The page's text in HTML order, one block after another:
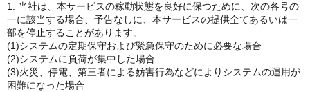
1. 当社は、本サービスの稼動状態を良好に保つために、次の各号の
一に該当する場合、予告なしに、本サービスの提供全てあるいは一
部を停止することがあります。
(1)システムの定期保守および緊急保守のために必要な場合
(2)システムに負荷が集中した場合
(3)火災、停電、第三者による妨害行為などによりシステムの運用が
困難になった場合